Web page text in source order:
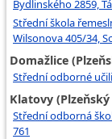
Bydlinského 2859,
Střední škola
Wilsonova 405/34,
Domažlice
Střední odborné
Klatovy
Střední odborná
761